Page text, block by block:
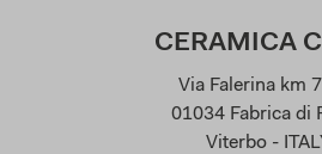
CERAMICA
Via Falerina km
01034 Fabrica di
Viterbo -